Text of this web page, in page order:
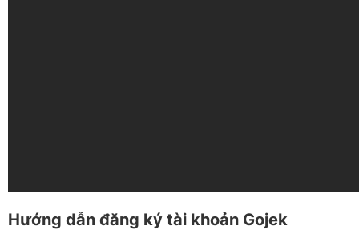
Hướng dẫn đăng ký tài khoản Gojek